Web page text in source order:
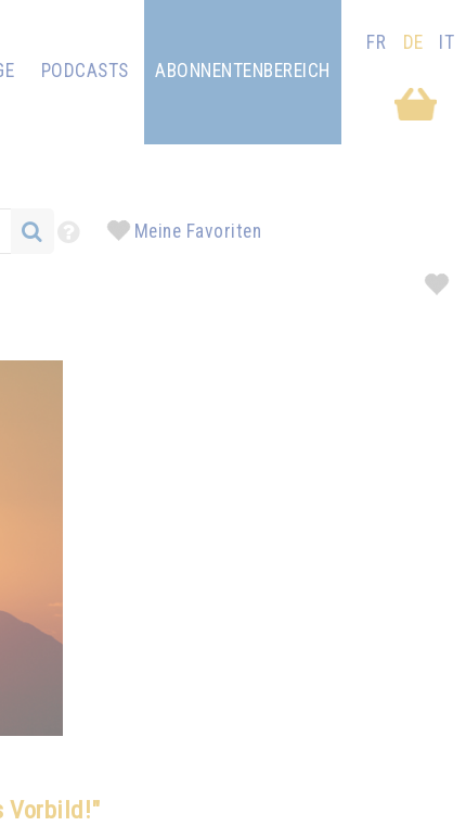
PODCASTS ABONNENTENBEREICH
FR DE IT
Meine Favoriten
Vorbild!"